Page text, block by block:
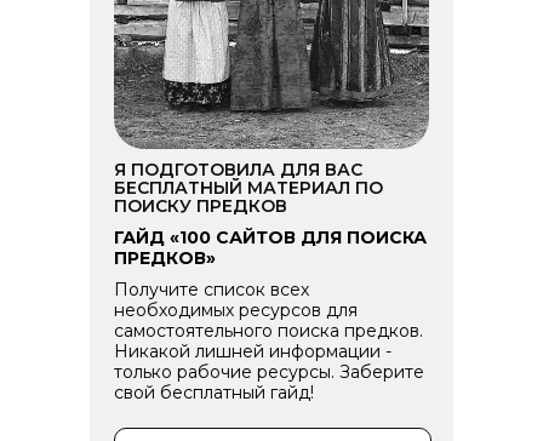
Я ПОДГОТОВИЛА ДЛЯ ВАС
БЕСПЛАТНЫЙ МАТЕРИАЛ ПО
ПОИСКУ ПРЕДКОВ
Получите список всех
необходимых ресурсов для
самостоятельного поиска предков.
Никакой лишней информации -
только рабочие ресурсы. Заберите
свой бесплатный гайд!
ГАЙД «100 САЙТОВ ДЛЯ ПОИСКА
ПРЕДКОВ»